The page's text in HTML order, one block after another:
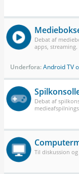
Debat af
apps, streaming.
Underfora:Android TV
Debat af
Til diskussion